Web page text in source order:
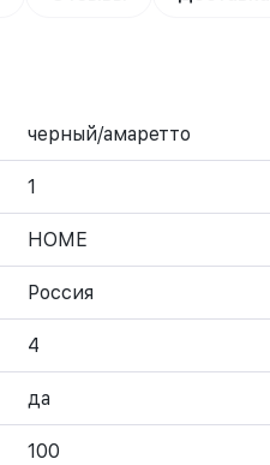
черный/амаретто
1
HOME
Россия
4
да
100